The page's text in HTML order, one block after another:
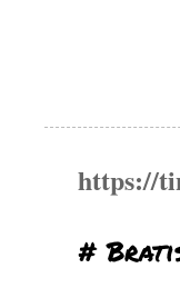
https://
#